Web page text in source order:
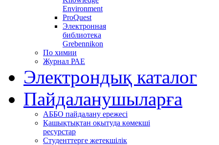
Environment
ProQuest
Электронная
библиотека
Grebennikon
По химии
Журнал РАЕ
Электрондық каталог
Пайдаланушыларға
АББО пайдалану ережесі
Қашықтықтан оқытуда көмекші
ресурстар
Студенттерге жетекшілік